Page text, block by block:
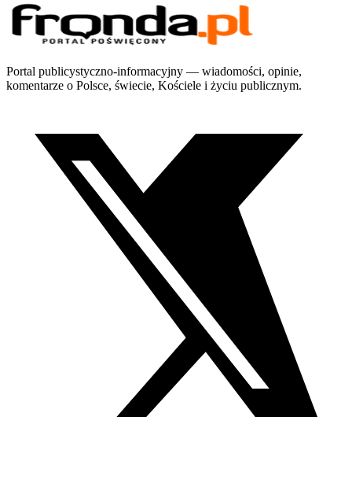
Portal publicystyczno-informacyjny — wiadomości, opinie,
komentarze o Polsce, świecie, Kościele i życiu publicznym.